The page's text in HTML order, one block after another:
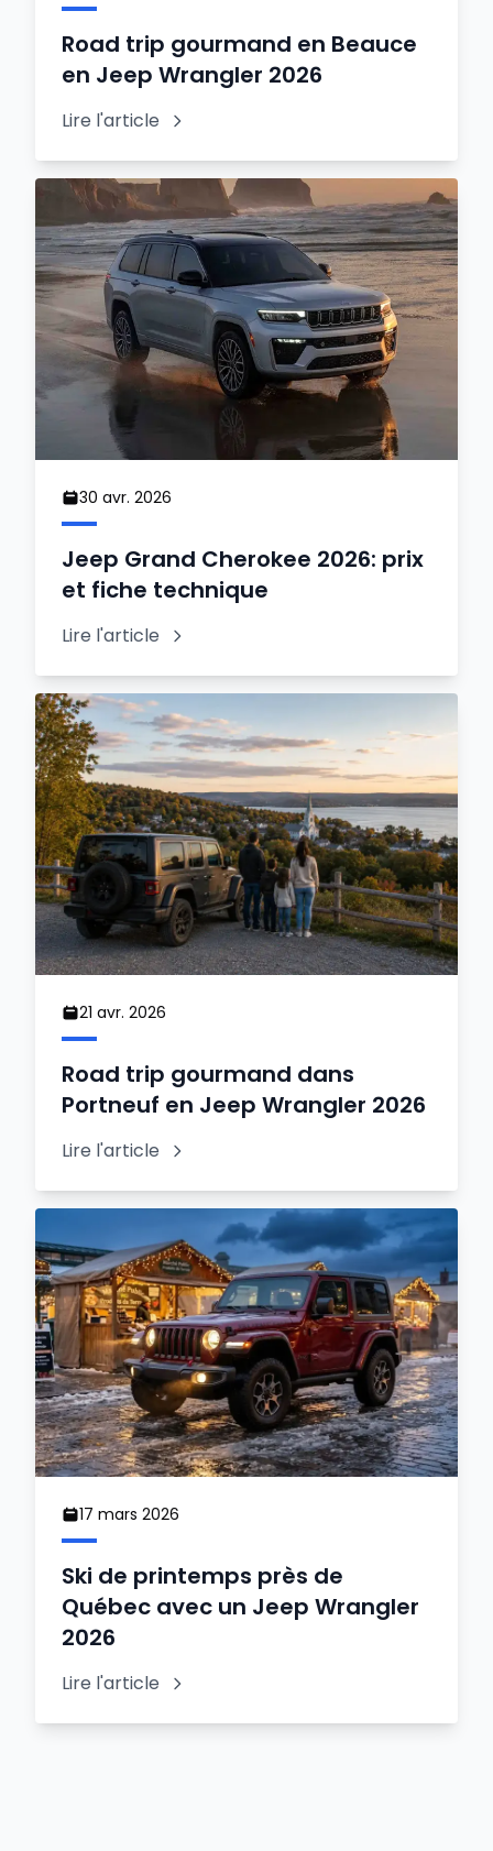
Road trip gourmand en Beauce
en Jeep Wrangler 2026
Lire l'article
30 avr. 2026
Jeep Grand Cherokee 2026: prix
et fiche technique
Lire l'article
21 avr. 2026
Road trip gourmand dans
Portneuf en Jeep Wrangler 2026
Lire l'article
17 mars 2026
Ski de printemps près de
Québec avec un Jeep Wrangler
2026
Lire l'article